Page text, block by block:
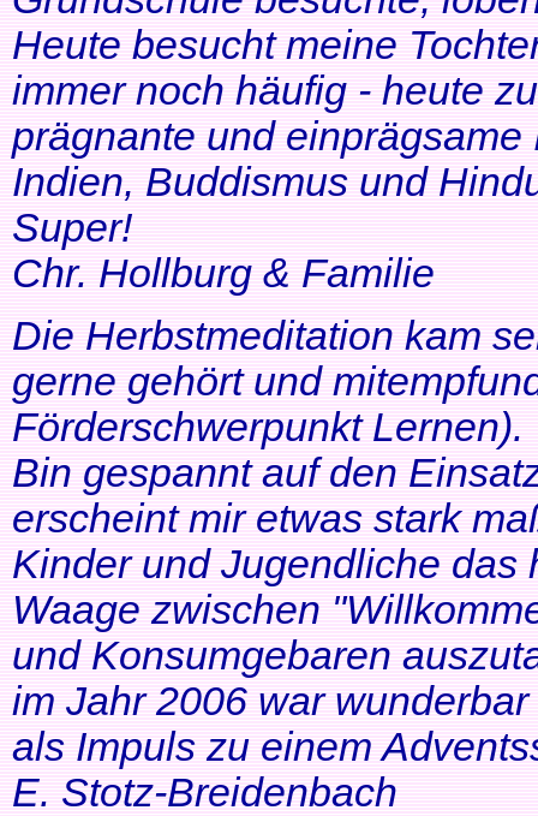
Heute besucht meine
immer noch häufig - heute
prägnante und
Indien, Buddismus und
Super!
Chr. Hollburg & Familie
Die Herbstmeditation kam
gerne gehört und
Förderschwerpunkt Lernen).
Bin gespannt auf den
erscheint mir etwas stark
Kinder und Jugendliche das
Waage zwischen
und Konsumgebaren
im Jahr 2006 war
als Impuls zu einem
E. Stotz-Breidenbach